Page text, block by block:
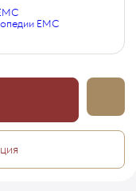
EMC